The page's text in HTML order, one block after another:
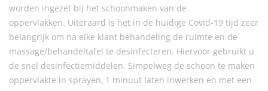
worden ingezet bij het schoonmaken van de
oppervlakken. Uiteraard is het in de huidige Covid-19 tijd zeer
belangrijk om na elke klant behandeling de ruimte en de
massage/behandeltafel te desinfecteren. Hiervoor gebruikt u
de snel desinfectiemiddelen. Simpelweg de schoon te maken
oppervlakte in sprayen, 1 minuut laten inwerken en met een